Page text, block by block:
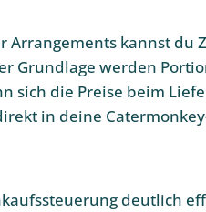
Arrangements kannst du
Grundlage werden
sich die Preise beim
in deine
deutlich